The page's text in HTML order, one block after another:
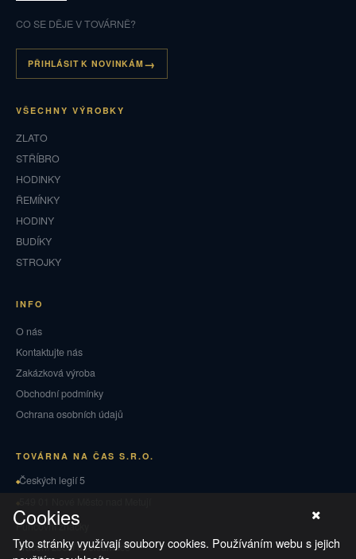
CO SE DĚJE V TOVÁRNĚ?
PŘIHLÁSIT K NOVINKÁM
VŠECHNY VÝROBKY
ZLATO
STŘÍBRO
HODINKY
ŘEMÍNKY
HODINY
BUDÍKY
STROJKY
INFO
O nás
Kontaktujte nás
Zakázková výroba
Obchodní podmínky
Ochrana osobních údajů
TOVÁRNA NA ČAS S.R.O.
Českých legií 5
Puncovní značky
Vrácení zboží a reklamace
Cookies
Tyto stránky využívají soubory cookies. Používáním webu s jejich